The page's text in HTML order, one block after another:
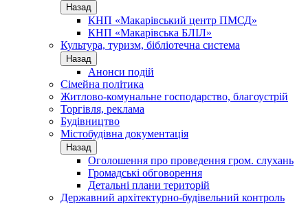
Назад
КНП «Макарівський центр ПМСД»
КНП «Макарівська БЛІЛ»
Культура, туризм, бібліотечна система
Назад
Анонси подій
Сімейна політика
Житлово-комунальне господарство, благоустрій
Торгівля, реклама
Будівництво
Містобудівна документація
Назад
Оголошення про проведення гром. слухань
Громадські обговорення
Детальні плани територій
Державний архітектурно-будівельний контроль